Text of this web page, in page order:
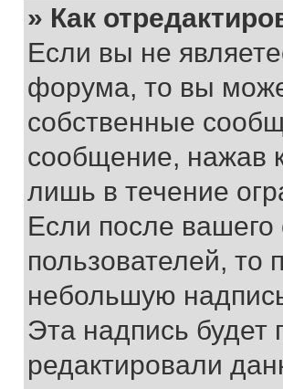
» Как
Если вы не
форума, то вы
собственные
сообщение, нажав
лишь в течение
Если после
пользователей, то
небольшую
Эта надпись будет
редактировали